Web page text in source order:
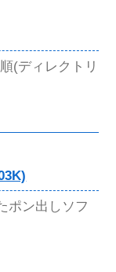
(ディレクトリ
ポン出しソフ